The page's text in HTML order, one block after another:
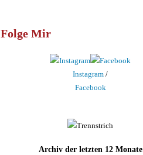
Folge Mir
Instagram /
Facebook
Archiv der letzten 12 Monate